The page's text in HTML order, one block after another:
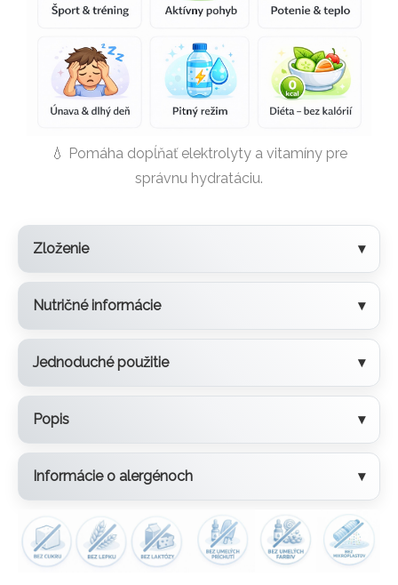
💧 Pomáha dopĺňať elektrolyty a vitamíny pre
správnu hydratáciu.
Zloženie
Nutričné informácie
Jednoduché použitie
Popis
Informácie o alergénoch